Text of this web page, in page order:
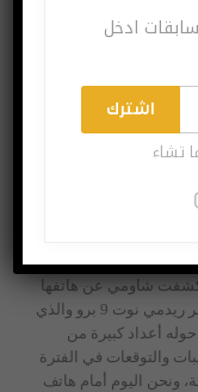
كشفت شاومي عن هاتفها
المنتظر ريدمي نوت 9 برو والذي
أعداد كبيرة من
والتوقعات في الفترة
ونحن اليوم أمام هاتف
ادخل
اشترك
تشاء